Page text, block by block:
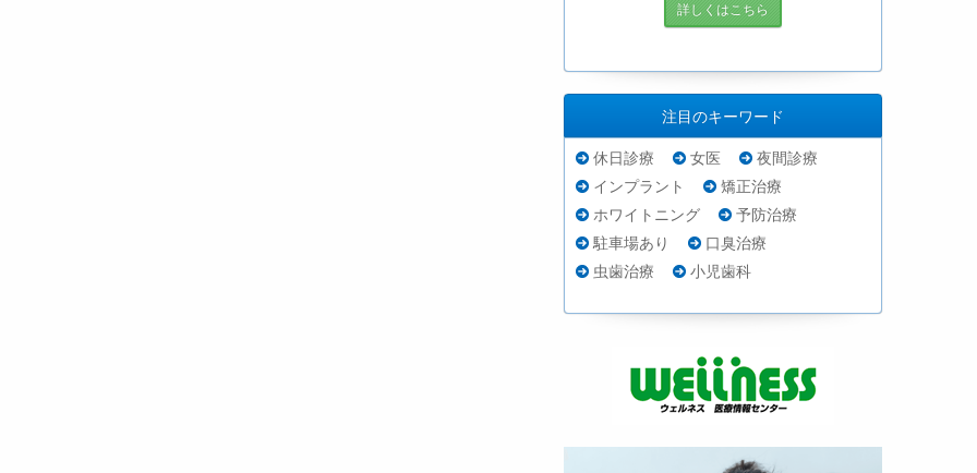
詳しくはこちら
注目のキーワード
休日診療 女医
夜間診療
インプラント
矯正治療
ホワイトニング
予防治療
駐車場あり
口臭治療
虫歯治療
小児歯科